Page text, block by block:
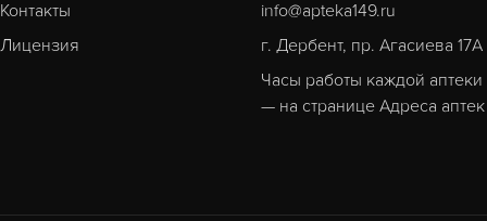
Контакты
Лицензия
info@apteka149.ru
г. Дербент, пр. Агасиева 17А
Часы работы каждой аптеки
— на странице Адреса аптек